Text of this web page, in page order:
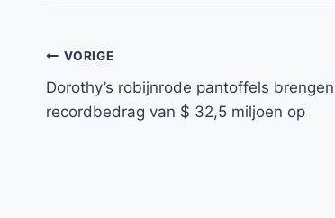
Bericht
navigatie
VORIGE
Dorothy’s robijnrode pantoffels
recordbedrag van $ 32,5 miljoen op